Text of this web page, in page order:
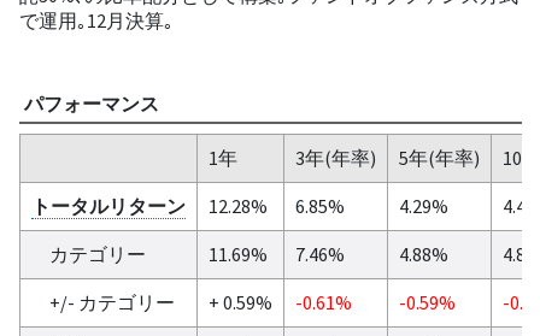
で運用｡12月決算｡
パフォーマンス
1年 3年(年率) 5年(年率)
10
トータルリターン
12.28% 6.85% 4.29%
カテゴリー
11.69% 7.46% 4.88%
+/- カテゴリー
+ 0.59% -0.61% -0.59%
-